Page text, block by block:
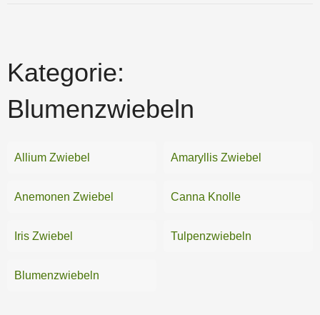
Kategorie:
Blumenzwiebeln
Allium Zwiebel Amaryllis Zwiebel
Anemonen Zwiebel Canna Knolle
Iris Zwiebel Tulpenzwiebeln
Blumenzwiebeln